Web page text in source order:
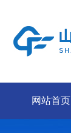
网站首页